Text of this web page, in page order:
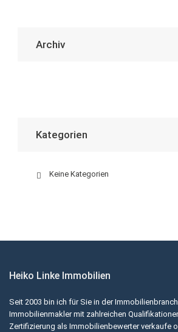
Archiv
Kategorien
Keine Kategorien
Heiko Linke Immobilien
Seit 2003 bin ich für Sie in der
Immobilienmakler mit zahlreichen
Zertifizierung als Immobilienbewerter verkaufe